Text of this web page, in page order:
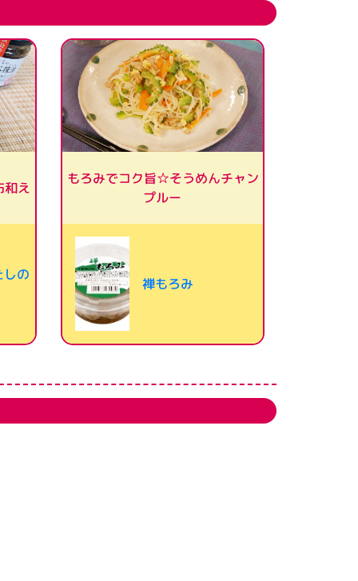
和え
しの
もろみでコク旨☆そうめんチャン
プルー
禅もろみ